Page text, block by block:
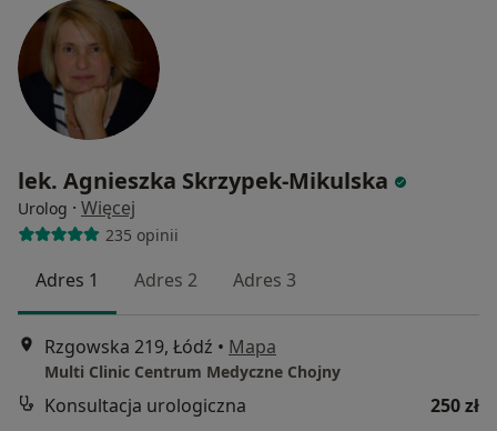
lek. Agnieszka Skrzypek-Mikulska
Urolog · Więcej
235 opinii
Adres 1 Adres 2 Adres 3
Rzgowska 219, Łódź • Mapa
Multi Clinic Centrum Medyczne Chojny
Konsultacja urologiczna
250 zł